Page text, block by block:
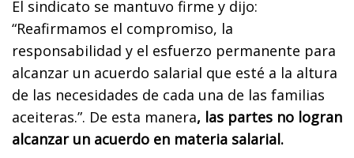
El sindicato se mantuvo firme y dijo:
“Reafirmamos el compromiso, la
responsabilidad y el esfuerzo permanente para
alcanzar un acuerdo salarial que esté a la altura
de las necesidades de cada una de las familias
aceiteras.”. De esta manera, las partes no logran
alcanzar un acuerdo en materia salarial.